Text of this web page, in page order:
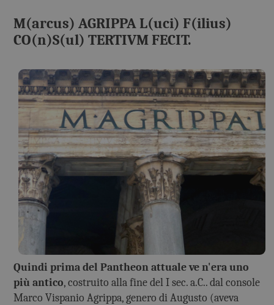
M(arcus) AGRIPPA L(uci) F(ilius)
CO(n)S(ul) TERTIVM FECIT.
Quindi prima del Pantheon attuale ve n'era uno
più antico, costruito alla fine del I sec. a.C.. dal console
Marco Vispanio Agrippa, genero di Augusto (aveva